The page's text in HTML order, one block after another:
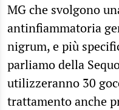
MG che svolgono
antinfiammatoria
nigrum, e più
parliamo della
utilizzeranno 30
trattamento anche